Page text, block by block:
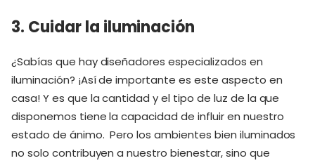
3. Cuidar la iluminación
¿Sabías que hay diseñadores especializados en
iluminación? ¡Así de importante es este aspecto en
casa! Y es que la cantidad y el tipo de luz de la que
disponemos tiene la capacidad de influir en nuestro
estado de ánimo. Pero los ambientes bien iluminados
no solo contribuyen a nuestro bienestar, sino que